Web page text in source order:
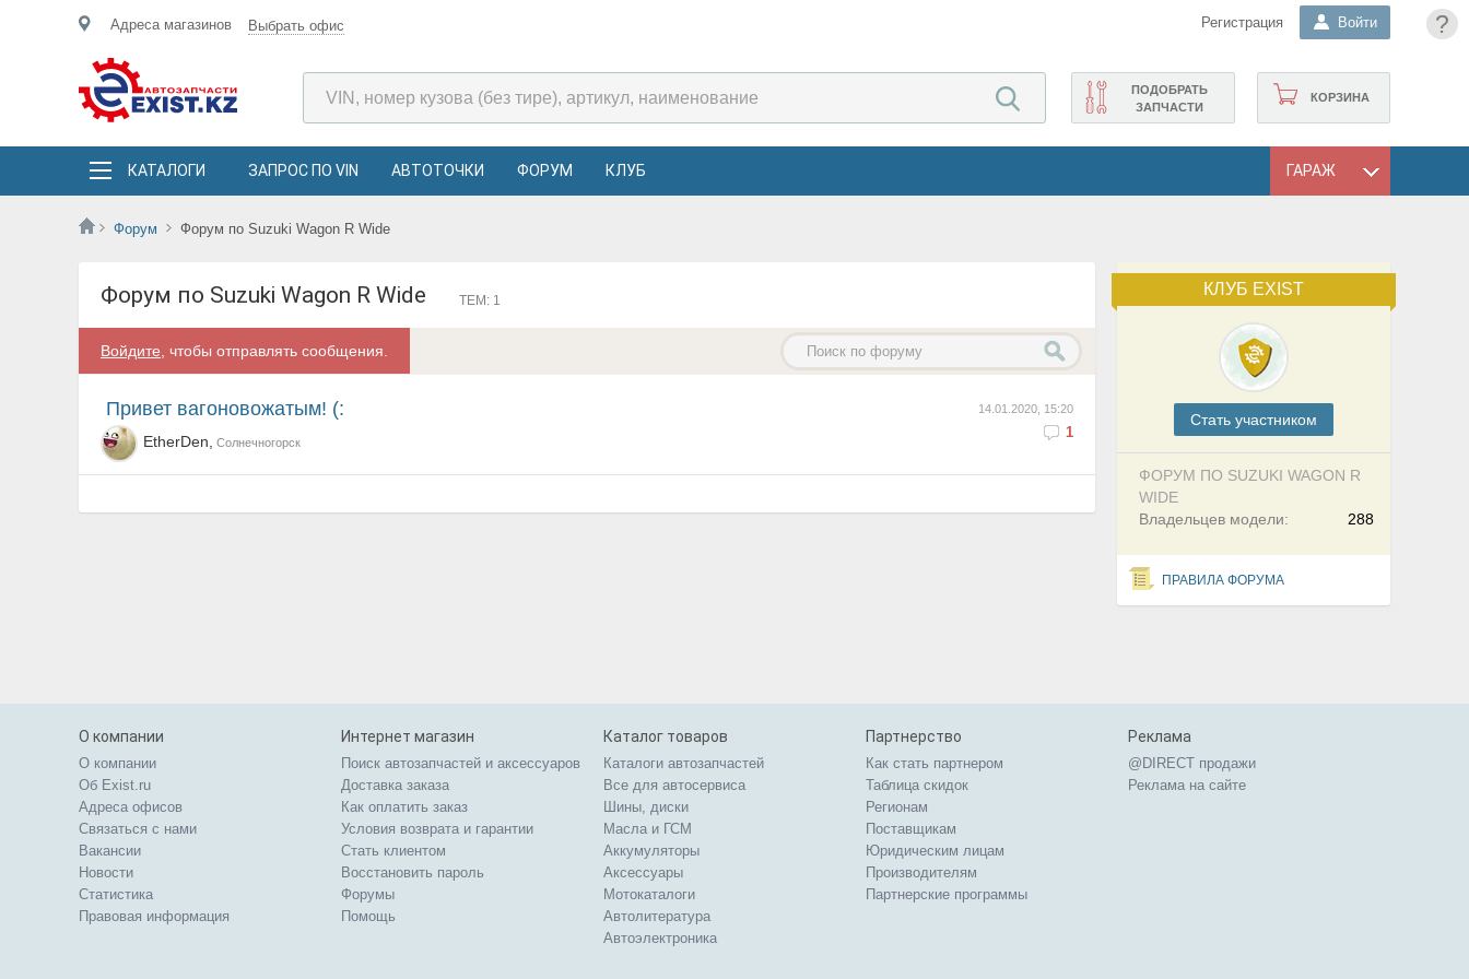
?
Адреса магазинов Выбрать офис Регистрация Войти
КОРЗИНА
ПОДОБРАТЬ
ЗАПЧАСТИ
КАТАЛОГИ ЗАПРОС ПО VIN АВТОТОЧКИ ФОРУМ КЛУБ ГАРАЖ
Форум Форум по Suzuki Wagon R Wide
КЛУБ EXIST
Cтать участником
ФОРУМ ПО SUZUKI WAGON R
WIDE
288
Владельцев модели:
ПРАВИЛА ФОРУМА
Форум по Suzuki Wagon R Wide ТЕМ: 1
Войдите , чтобы отправлять сообщения.
14.01.2020, 15:20
1
Привет вагоновожатым! (:
EtherDen, Солнечногорск
О компании
О компании
Об Exist.ru
Адреса офисов
Связаться с нами
Вакансии
Новости
Статистика
Правовая информация
Интернет магазин
Поиск автозапчастей и аксессуаров
Доставка заказа
Как оплатить заказ
Условия возврата и гарантии
Стать клиентом
Восстановить пароль
Форумы
Помощь
Каталог товаров
Каталоги автозапчастей
Все для автосервиса
Шины, диски
Масла и ГСМ
Аккумуляторы
Аксессуары
Мотокаталоги
Автолитература
Автоэлектроника
Партнерство
Как стать партнером
Таблица скидок
Регионам
Поставщикам
Юридическим лицам
Производителям
Партнерские программы
Реклама
@DIRECT продажи
Реклама на сайте